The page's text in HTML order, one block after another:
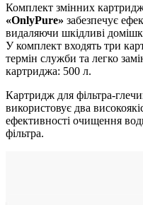
Комплект змінних
«OnlyPure» забезпечує
видаляючи шкідливі
У комплект входять три
термін служби та легко
картриджа: 500 л.
Картридж для фільтра-
використовує два
ефективності очищення
фільтра.